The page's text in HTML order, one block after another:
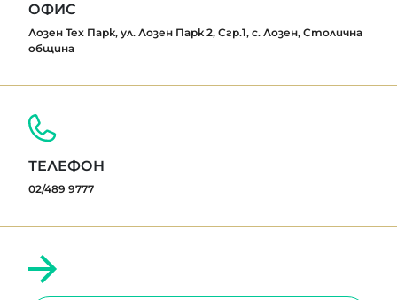
ОФИС
Лозен Тех Парк, ул. Лозен Парк 2, Сгр.1, с. Лозен, Столична
община
ТЕЛЕФОН
02/489 9777